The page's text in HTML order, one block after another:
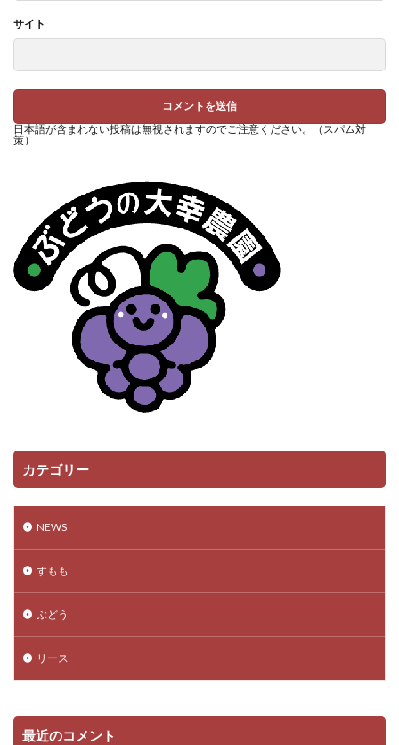
サイト
日本語が含まれない投稿は無視されますのでご注意ください。（スパム対
策）
カテゴリー
NEWS
すもも
ぶどう
リース
最近のコメント